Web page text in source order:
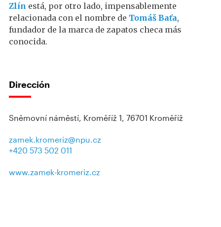
Zlín está, por otro lado, impensablemente
relacionada con el nombre de Tomáš Baťa,
fundador de la marca de zapatos checa más
conocida.
Dirección
Sněmovní náměstí, Kroměříž 1, 76701 Kroměříž
zamek.kromeriz@npu.cz
+420 573 502 011
www.zamek-kromeriz.cz